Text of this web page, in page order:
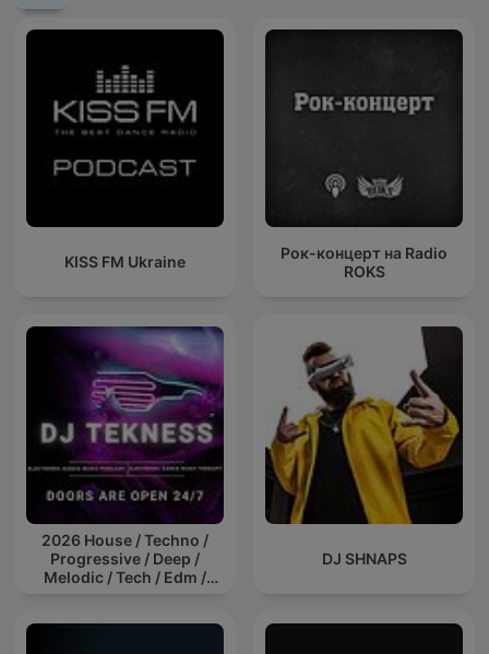
KISS FM Ukraine
Рок-концерт на Radio
ROKS
2026 House / Techno /
Progressive / Deep /
Melodic / Tech / Edm /
DJ SHNAPS